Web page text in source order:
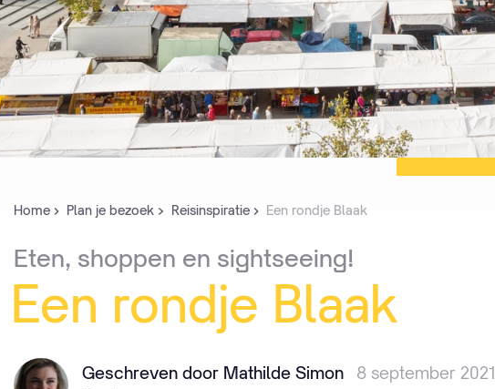
Home Plan je bezoek Reisinspiratie Een rondje Blaak
Eten, shoppen en sightseeing!
Een rondje Blaak
Geschreven door Mathilde Simon 8 september 2021